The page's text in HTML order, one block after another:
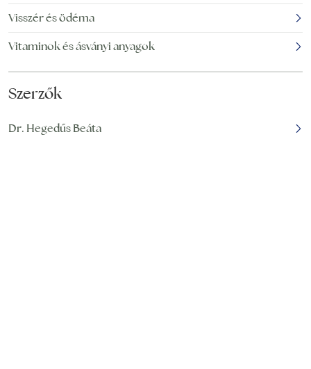
Visszér és ödéma
Vitaminok és ásványi anyagok
Szerzők
Dr. Hegedűs Beáta